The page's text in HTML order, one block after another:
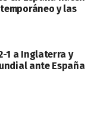
y las
1 a Inglaterra y
ante España